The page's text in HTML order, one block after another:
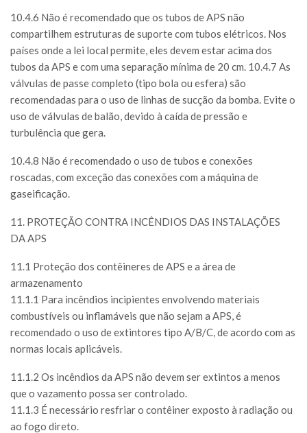
10.4.6 Não é recomendado que os tubos de APS não
compartilhem estruturas de suporte com tubos elétricos. Nos
países onde a lei local permite, eles devem estar acima dos
tubos da APS e com uma separação mínima de 20 cm. 10.4.7 As
válvulas de passe completo (tipo bola ou esfera) são
recomendadas para o uso de linhas de sucção da bomba. Evite o
uso de válvulas de balão, devido à caída de pressão e
turbulência que gera.
10.4.8 Não é recomendado o uso de tubos e conexões
roscadas, com exceção das conexões com a máquina de
gaseificação.
11. PROTEÇÃO CONTRA INCÊNDIOS DAS INSTALAÇÕES
DA APS
11.1 Proteção dos contêineres de APS e a área de
armazenamento
11.1.1 Para incêndios incipientes envolvendo materiais
combustíveis ou inflamáveis que não sejam a APS, é
recomendado o uso de extintores tipo A/B/C, de acordo com as
normas locais aplicáveis.
11.1.2 Os incêndios da APS não devem ser extintos a menos
que o vazamento possa ser controlado.
11.1.3 É necessário resfriar o contêiner exposto à radiação ou
ao fogo direto.